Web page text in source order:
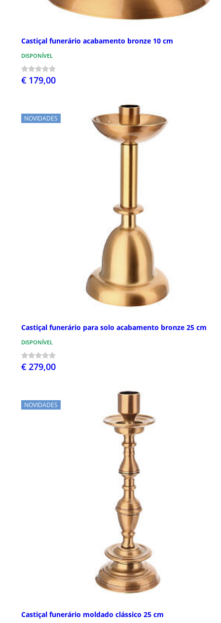
Castiçal funerário acabamento bronze 10 cm
DISPONÍVEL
€ 179,00
NOVIDADES
Castiçal funerário para solo acabamento bronze 25 cm
DISPONÍVEL
€ 279,00
NOVIDADES
Castiçal funerário moldado clássico 25 cm